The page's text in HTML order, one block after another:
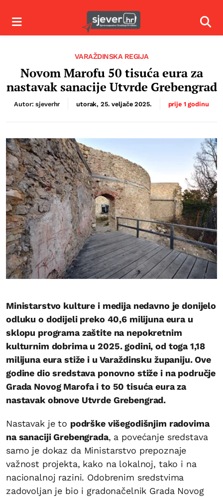
Izbornik
VARAŽDINSKA REGIJA
Novom Marofu 50 tisuća eura za
nastavak sanacije Utvrde Grebengrad
Autor: sjeverhr utorak, 25. veljače 2025. prije 1 godinu
Ministarstvo kulture i medija nedavno je donijelo
odluku o dodijeli preko 40,6 milijuna eura u
sklopu programa zaštite na nepokretnim
kulturnim dobrima u 2025. godini, od toga 1,18
milijuna eura stiže i u Varaždinsku županiju. Ove
godine dio sredstava ponovno stiže i na područje
Grada Novog Marofa i to 50 tisuća eura za
nastavak obnove Utvrde Grebengrad.
Nastavak je to podrške višegodišnjim radovima
na sanaciji Grebengrada, a povećanje sredstava
samo je dokaz da Ministarstvo prepoznaje
važnost projekta, kako na lokalnoj, tako i na
nacionalnoj razini. Odobrenim sredstvima
zadovoljan je bio i gradonačelnik Grada Novog